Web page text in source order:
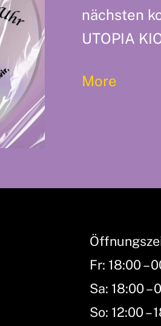
nächsten
UTOPIA
More
Fr: 18:00 –
Sa: 18:00 –
So: 12:00 –